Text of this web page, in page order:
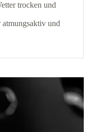
trocken und
und